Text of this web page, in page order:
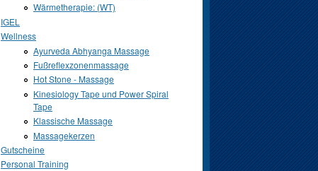
Wärmetherapie: (WT)
IGEL
Wellness
Ayurveda Abhyanga Massage
Fußreflexzonenmassage
Hot Stone - Massage
Kinesiology Tape und Power Spiral
Tape
Klassische Massage
Massagekerzen
Gutscheine
Personal Training